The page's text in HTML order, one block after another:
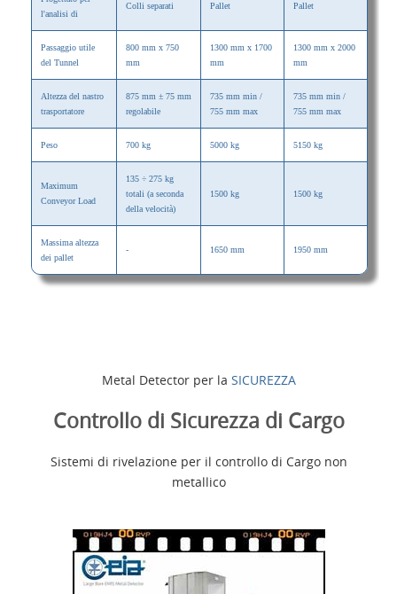
Metal Detector per la SICUREZZA
Controllo di Sicurezza di Cargo
Sistemi di rivelazione per il controllo di Cargo non
metallico
l'analisi di
Colli separati Pallet Pallet
Passaggio utile
del Tunnel
800 mm x 750
mm
1300 mm x 1700
mm
1300 mm x 2000
mm
Altezza del nastro
trasportatore
875 mm ± 75 mm
regolabile
735 mm min /
755 mm max
735 mm min /
755 mm max
Peso 700 kg 5000 kg 5150 kg
Maximum
Conveyor Load
135 ÷ 275 kg
totali (a seconda
della velocità)
1500 kg 1500 kg
Massima altezza
dei pallet
- 1650 mm 1950 mm